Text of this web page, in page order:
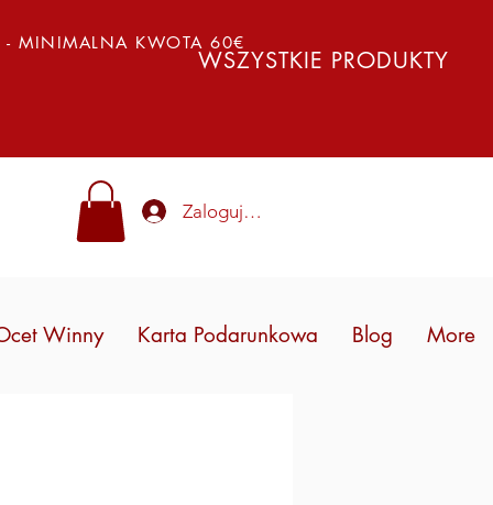
- MINIMALNA KWOTA 60€
WSZYSTKIE PRODUKTY
Zaloguj się
Winny Karta Podarunkowa Blog More